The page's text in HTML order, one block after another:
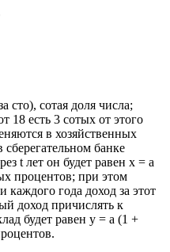
сотая доля числа;
18 есть 3 сотых от этого
в хозяйственных
банке
t лет он будет равен x = a
процентов; при этом
каждого года доход за этот
доход причислять к
будет равен y = a (1 +